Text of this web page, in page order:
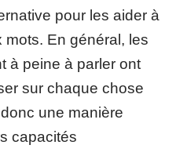
pour les aider à
En général, les
à peine à parler ont
sur chaque chose
une manière
capacités